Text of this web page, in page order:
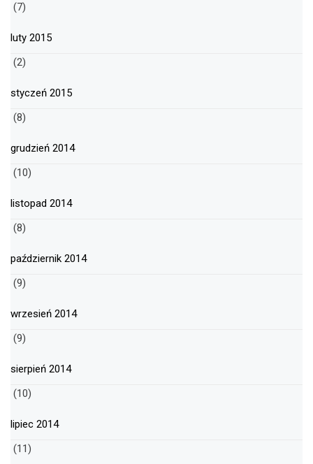
(7)
luty 2015
(2)
styczeń 2015
(8)
grudzień 2014
(10)
listopad 2014
(8)
październik 2014
(9)
wrzesień 2014
(9)
sierpień 2014
(10)
lipiec 2014
(11)